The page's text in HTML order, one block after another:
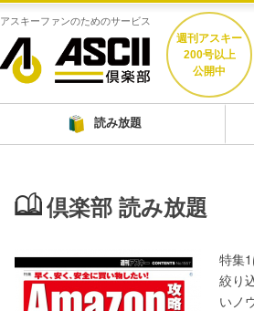
アスキーファンのためのサービス
週刊アスキー
200号以上
公開中
読み放題
倶楽部 読み放題
特集
絞り
いノ